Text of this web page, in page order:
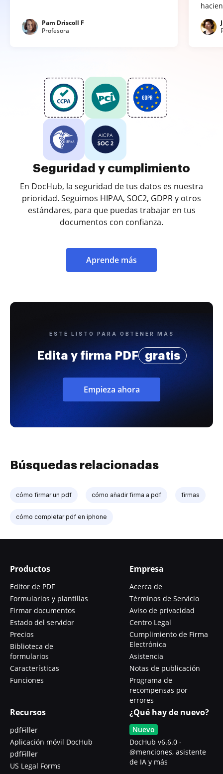
Pam Driscoll F
Profesora
Seguridad y cumplimiento
En DocHub, la seguridad de tus datos es nuestra
prioridad. Seguimos HIPAA, SOC2, GDPR y otros
estándares, para que puedas trabajar en tus
documentos con confianza.
Aprende más
ESTÉ LISTO PARA OBTENER MÁS
Edita y firma PDF gratis
Empieza ahora
Búsquedas relacionadas
cómo firmar un pdf cómo añadir firma a pdf firmas
cómo completar pdf en iphone
Productos
Editor de PDF
Formularios y plantillas
Firmar documentos
Estado del servidor
Precios
Biblioteca de
formularios
Características
Funciones
Empresa
Acerca de
Términos de Servicio
Aviso de privacidad
Centro Legal
Cumplimiento de Firma
Electrónica
Asistencia
Notas de publicación
Programa de
recompensas por
errores
Recursos
pdfFiller
Aplicación móvil DocHub
pdfFiller
US Legal Forms
¿Qué hay de nuevo?
Nuevo
DocHub v6.6.0 -
@menciones, asistente
de IA y más